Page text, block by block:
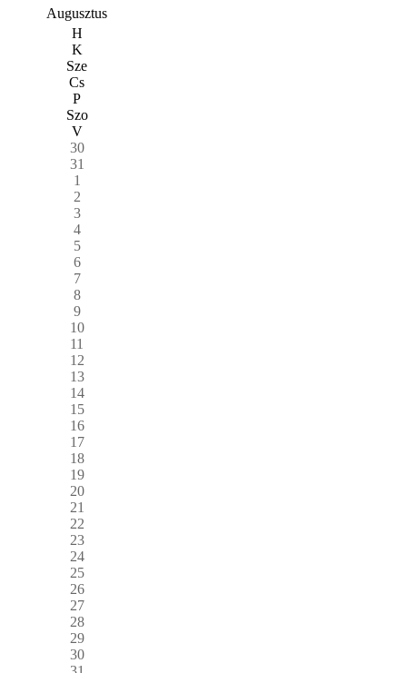
Augusztus
H
K
Sze
Cs
P
Szo
V
30
31
1
2
3
4
5
6
7
8
9
10
11
12
13
14
15
16
17
18
19
20
21
22
23
24
25
26
27
28
29
30